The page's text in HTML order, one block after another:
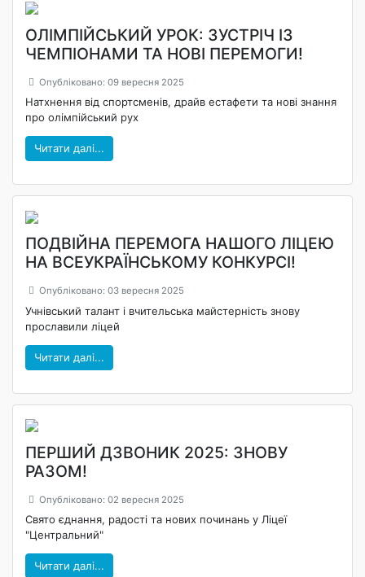
ОЛІМПІЙСЬКИЙ УРОК: ЗУСТРІЧ ІЗ
ЧЕМПІОНАМИ ТА НОВІ ПЕРЕМОГИ!
Опубліковано: 09 вересня 2025
Натхнення від спортсменів, драйв естафети та нові знання
про олімпійський рух
Читати далі...
ПОДВІЙНА ПЕРЕМОГА НАШОГО ЛІЦЕЮ
НА ВСЕУКРАЇНСЬКОМУ КОНКУРСІ!
Опубліковано: 03 вересня 2025
Учнівський талант і вчительська майстерність знову
прославили ліцей
Читати далі...
ПЕРШИЙ ДЗВОНИК 2025: ЗНОВУ
РАЗОМ!
Опубліковано: 02 вересня 2025
Свято єднання, радості та нових починань у Ліцеї
"Центральний"
Читати далі...